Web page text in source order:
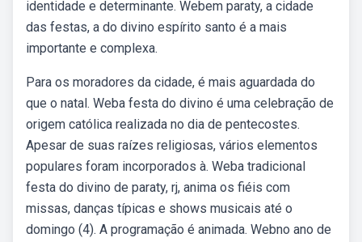
identidade e determinante. Webem paraty, a cidade
das festas, a do divino espírito santo é a mais
importante e complexa.
Para os moradores da cidade, é mais aguardada do
que o natal. Weba festa do divino é uma celebração de
origem católica realizada no dia de pentecostes.
Apesar de suas raízes religiosas, vários elementos
populares foram incorporados à. Weba tradicional
festa do divino de paraty, rj, anima os fiéis com
missas, danças típicas e shows musicais até o
domingo (4). A programação é animada. Webno ano de